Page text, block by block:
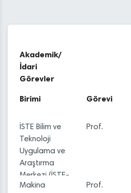
Akademik/
İdari
Görevler
Birimi Görevi
İSTE Bilim ve
Teknoloji
Uygulama ve
Araştırma
Merkezi (İSTE-
BTM)
Prof.
Makina
Prof.